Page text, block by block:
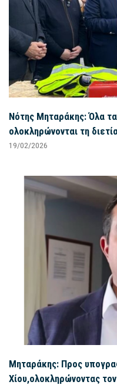
Νότης Μηταράκης: Όλα
ολοκληρώνονται τη
19/02/2026
Μηταράκης: Προς
Χίου,ολοκληρώνοντας